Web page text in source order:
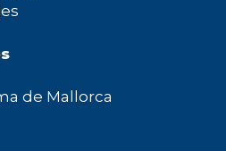
de Mallorca